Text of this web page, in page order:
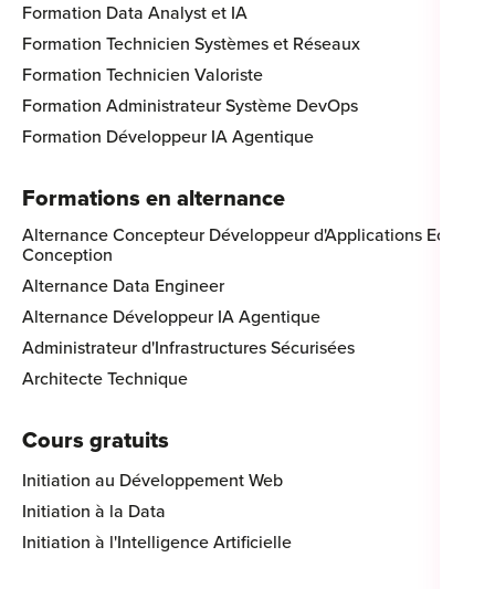
Formation Data Analyst et IA
Formation Technicien Systèmes et Réseaux
Formation Technicien Valoriste
Formation Administrateur Système DevOps
Formation Développeur IA Agentique
Formations en alternance
Alternance Concepteur Développeur d'Applications Eco-
Conception
Alternance Data Engineer
Alternance Développeur IA Agentique
Administrateur d'Infrastructures Sécurisées
Architecte Technique
Cours gratuits
Initiation au Développement Web
Initiation à la Data
Initiation à l'Intelligence Artificielle